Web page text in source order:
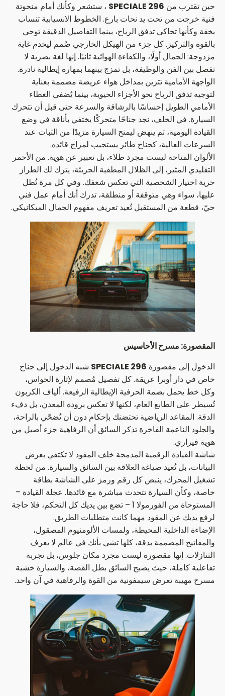
حين تقترب من 296 SPECIALE
، ستشعر وكأنك أمام منحوتة
فنية خرجت من تحت يد نحات بارع. الخطوط الانسيابية تنساب
بخفة وكأنها تحاكي تدفق الرياح، بينما التفاصيل الدقيقة توحي
بالقوة والتركيز. كل جزء من الهيكل الخارجي صُمم ليخدم غاية
مزدوجة: الجمال أولًا، والكفاءة الهوائية ثانيًا. إنها لغة بصرية لا
تفصل بين الفن والوظيفة، بل تمزج بينهما بمهارة إيطالية نادرة.
الواجهة الأمامية تتزين بمداخل هواء عريضة مصممة بعناية
لتوجيه تدفق الرياح نحو الأجزاء الحيوية، بينما يُضفي الغطاء
الأمامي الطويل إحساسًا بالرشاقة والسرعة حتى قبل أن تتحرك
السيارة. في الخلف، نجد جناحًا متحركًا يختفي بأناقة في وضع
القيادة اليومية، ثم ينهض ليمنح السيارة مزيدًا من الثبات عند
السرعات العالية، كجناح طائر يستجيب لمزاج قائده.
الألوان المتاحة ليست مجرد طلاء، بل تعبير عن هوية. من الأحمر
التقليدي المثير، إلى الظلال المطفية الجريئة، يترك لك الطراز
حرية اختيار الشخصية التي تعكس شغفك. وفي كل مرة تُطل
عليها، سواء وهي متوقفة أو منطلقة، تدرك أنك أمام عمل فني
حيّ، قطعة من المستقبل تُعيد تعريف مفهوم الجمال الميكانيكي.
المقصورة: مسرح الأحاسيس
الدخول إلى مقصورة 296 SPECIALE
شبه الدخول إلى جناح
خاص في دار أوبرا عريقة. كل تفصيل مُصمم لإثارة الحواس،
وكل خط يحمل بصمة الحرفية الإيطالية الرفيعة. ألياف الكربون
تُسيطر على الطابع العام، لكنها لا تعكس برودة المعدن، بل دفء
الدقة. المقاعد الرياضية تحتضنك بإحكام دون أن تُضحّي بالراحة،
والجلود الناعمة الفاخرة تذكر السائق أن الرفاهية جزء أصيل من
هوية فيراري.
شاشة القيادة الرقمية المدمجة خلف المقود لا تكتفي بعرض
البيانات، بل تُعيد صياغة العلاقة بين السائق والسيارة. من لحظة
تشغيل المحرك، ينبض كل رقم ورمز على الشاشة بطاقة
خاصة، وكأن السيارة تتحدث مباشرة مع قائدها. عجلة القيادة –
المستوحاة من الفورمولا 1 – تضع بين يديك كل التحكم، فلا حاجة
لرفع يديك عن المقود مهما كانت متطلبات الطريق.
الإضاءة الداخلية المحيطة، ولمسات الألومنيوم المصقول،
والمفاتيح المصممة بدقة، كلها تشي بأنك في عالم لا يعرف
التنازلات. إنها مقصورة ليست مجرد مكان جلوس، بل تجربة
تفاعلية كاملة، حيث يصبح السائق بطل القصة، والسيارة خشبة
مسرح مهيبة تعرض سيمفونية من القوة والرفاهية في آن واحد.